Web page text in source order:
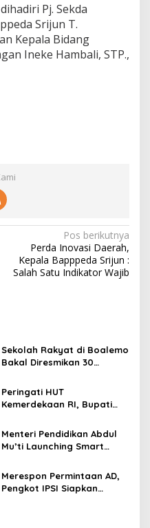
Pj. Sekda
Srijun T.
Kepala Bidang
Ineke Hambali, STP.,
Pos berikutnya
Perda Inovasi Daerah,
Kepala Bapppeda Srijun :
Salah Satu Indikator Wajib
Sekolah Rakyat di Boalemo
Bakal Diresmikan 30
Peringati HUT
Kemerdekaan RI, Bupati
Bersatu Menuju Adil
Makmur
Menteri Pendidikan Abdul
Mu’ti Launching Smart
Merespon Permintaan AD,
Pengkot IPSI Siapkan